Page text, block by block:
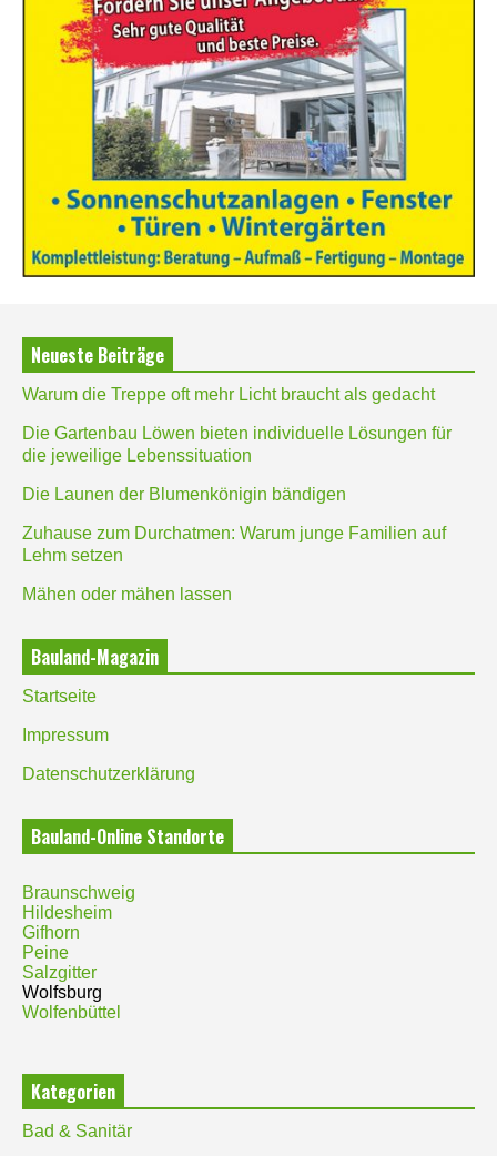
Neueste Beiträge
Warum die Treppe oft mehr Licht braucht als gedacht
Die Gartenbau Löwen bieten individuelle Lösungen für
die jeweilige Lebenssituation
Die Launen der Blumenkönigin bändigen
Zuhause zum Durchatmen: Warum junge Familien auf
Lehm setzen
Mähen oder mähen lassen
Bauland-Magazin
Startseite
Impressum
Datenschutzerklärung
Bauland-Online Standorte
Braunschweig
Hildesheim
Gifhorn
Peine
Salzgitter
Wolfsburg
Wolfenbüttel
Kategorien
Bad & Sanitär